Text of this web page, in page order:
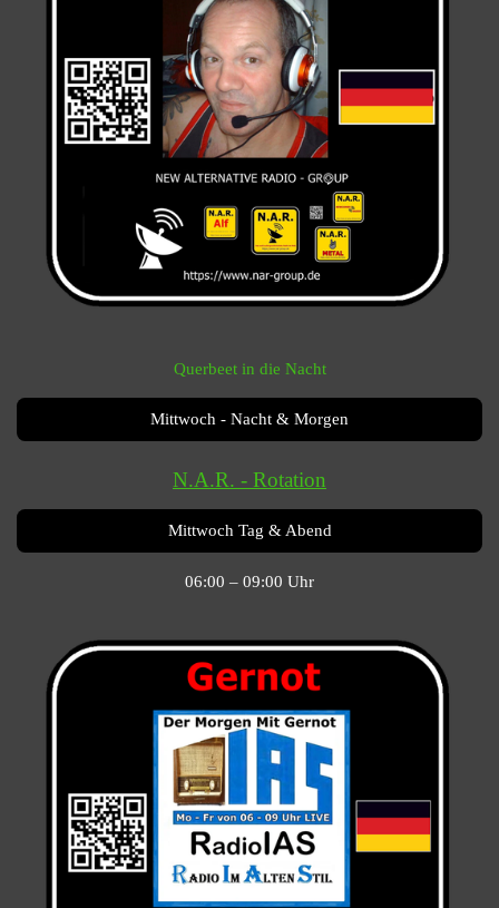
Querbeet in die Nacht
Mittwoch - Nacht & Morgen
N.A.R. - Rotation
Mittwoch Tag & Abend
06:00 – 09:00 Uhr